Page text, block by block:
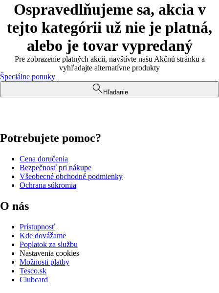
Ospravedlňujeme sa, akcia v
tejto kategórii už nie je platná,
alebo je tovar vypredaný
Pre zobrazenie platných akcií, navštívte našu Akčnú stránku a
vyhľadajte alternatívne produkty
Špeciálne ponuky
Hľadanie
Potrebujete pomoc?
Cena doručenia
Bezpečnosť pri nákupe
Všeobecné obchodné podmienky
Ochrana súkromia
O nás
Prístupnosť
Kde dovážame
Poplatok za službu
Nastavenia cookies
Možnosti platby
Tesco.sk
Clubcard